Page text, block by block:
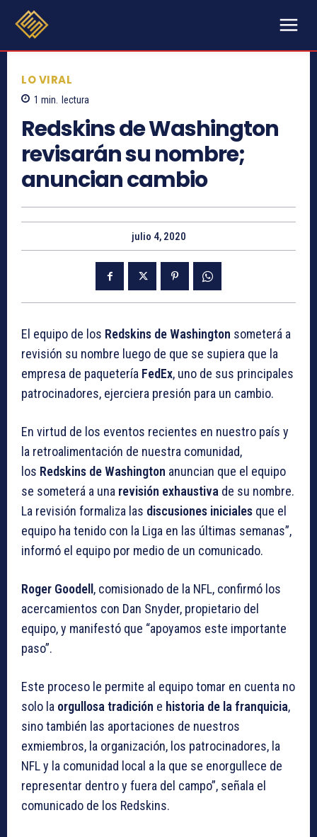
LO VIRAL
1 min. lectura
Redskins de Washington
revisarán su nombre;
anuncian cambio
julio 4, 2020
El equipo de los Redskins de Washington someterá a
revisión su nombre luego de que se supiera que la
empresa de paquetería FedEx, uno de sus principales
patrocinadores, ejerciera presión para un cambio.
En virtud de los eventos recientes en nuestro país y
la retroalimentación de nuestra comunidad,
los Redskins de Washington anuncian que el equipo
se someterá a una revisión exhaustiva de su nombre.
La revisión formaliza las discusiones iniciales que el
equipo ha tenido con la Liga en las últimas semanas”,
informó el equipo por medio de un comunicado.
Roger Goodell , comisionado de la NFL, confirmó los
acercamientos con Dan Snyder, propietario del
equipo, y manifestó que “apoyamos este importante
paso”.
Este proceso le permite al equipo tomar en cuenta no
solo la orgullosa tradición e historia de la franquicia,
sino también las aportaciones de nuestros
exmiembros, la organización, los patrocinadores, la
NFL y la comunidad local a la que se enorgullece de
representar dentro y fuera del campo”, señala el
comunicado de los Redskins.